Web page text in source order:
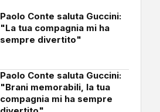
Paolo Conte saluta Guccini:
"La tua compagnia mi ha
sempre divertito"
Paolo Conte saluta Guccini:
"Brani memorabili, la tua
compagnia mi ha sempre